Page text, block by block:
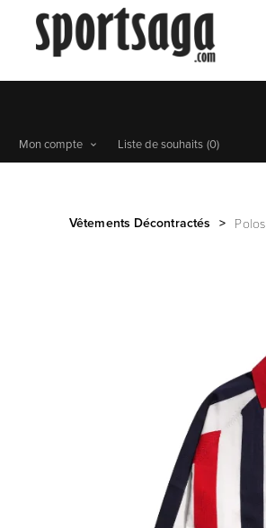
Mon compte Liste de souhaits (0)
Vêtements Décontractés > Polos